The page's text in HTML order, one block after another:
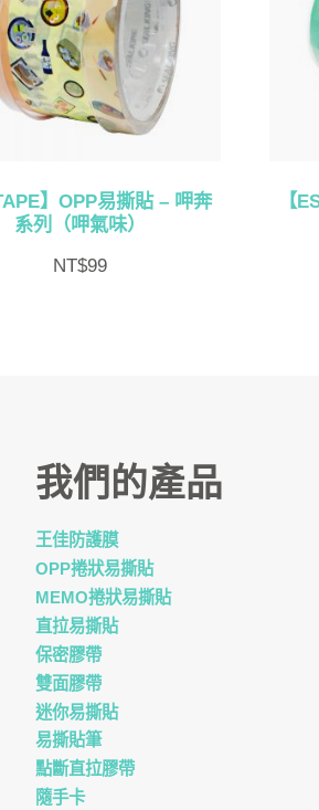
】OPP易撕貼 – 呷奔
系列（呷氣味）
NT$99
【
我們的產品
王佳防護膜
OPP捲狀易撕貼
MEMO捲狀易撕貼
直拉易撕貼
保密膠帶
雙面膠帶
迷你易撕貼
易撕貼筆
點斷直拉膠帶
隨手卡